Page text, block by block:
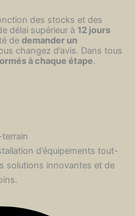
des stocks et des
délai supérieur à 12 jours
de demander un
changez d’avis. Dans tous
à chaque étape.
terrain
d’équipements tout-
solutions innovantes et de